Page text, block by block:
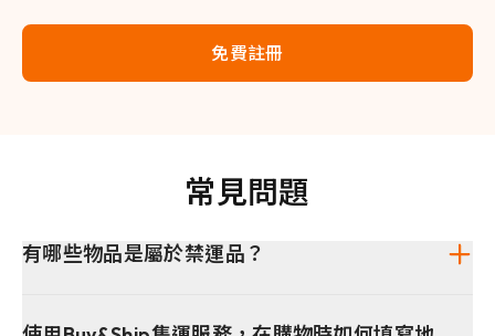
免費註冊
常見問題
有哪些物品是屬於禁運品？